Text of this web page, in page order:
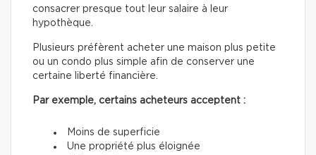
consacrer presque tout leur salaire à leur
hypothèque.
Plusieurs préfèrent acheter une maison plus petite
ou un condo plus simple afin de conserver une
certaine liberté financière.
Par exemple, certains acheteurs acceptent :
Moins de superficie
Une propriété plus éloignée